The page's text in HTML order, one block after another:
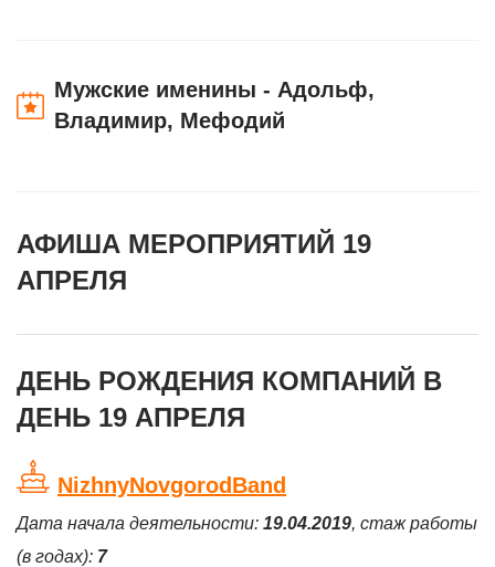
Мужские именины - Адольф,
Владимир, Мефодий
АФИША МЕРОПРИЯТИЙ 19
АПРЕЛЯ
ДЕНЬ РОЖДЕНИЯ КОМПАНИЙ В
ДЕНЬ 19 АПРЕЛЯ
NizhnyNovgorodBand
Дата начала деятельности: 19.04.2019, стаж работы
(в годах): 7